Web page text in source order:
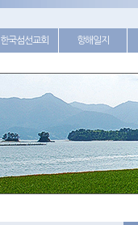
한국섬선교회 항해일지